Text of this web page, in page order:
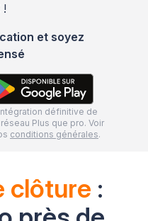
!
et soyez
définitive de
Plus que pro. Voir
conditions générales.
clôture :